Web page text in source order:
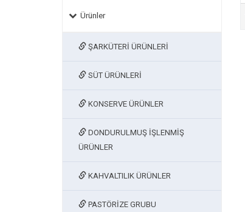
Ürünler
ŞARKÜTERİ ÜRÜNLERİ
SÜT ÜRÜNLERİ
KONSERVE ÜRÜNLER
DONDURULMUŞ İŞLENMİŞ
ÜRÜNLER
KAHVALTILIK ÜRÜNLER
PASTÖRİZE GRUBU